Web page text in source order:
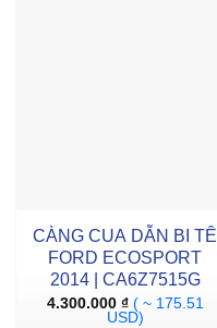
CÀNG CUA DẪN BI TÊ
FORD ECOSPORT
2014 | CA6Z7515G
4.300.000 ₫ ( ~ 175.51
USD)